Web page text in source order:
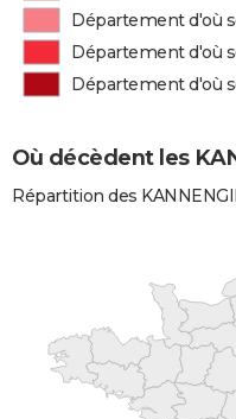
Département d'où
Département d'où
Département d'où
Où décèdent les
Répartition des